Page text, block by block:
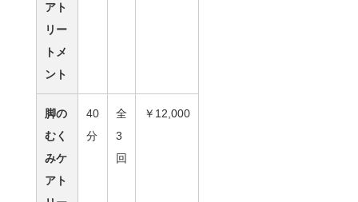
アト
リー
トメ
ント
脚の
むく
みケ
アト
40
分
全
3
回
￥12,000